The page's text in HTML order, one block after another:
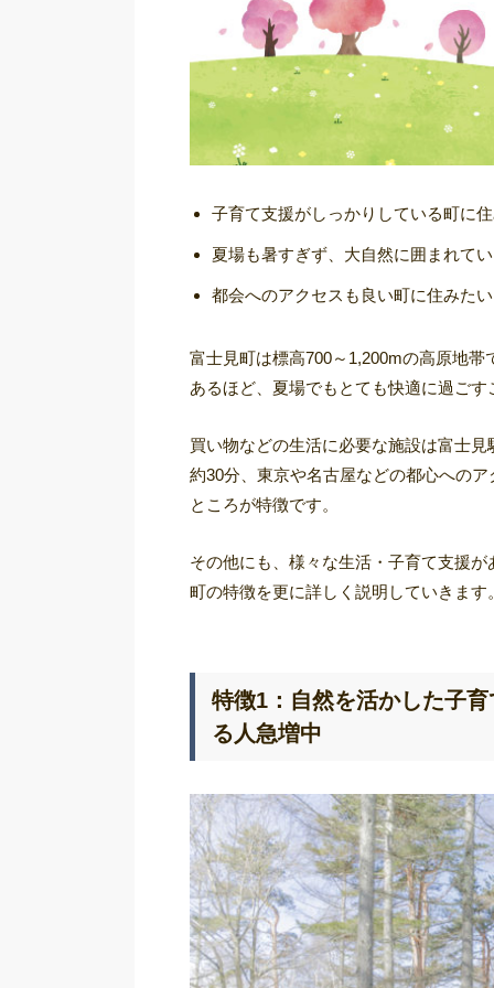
子育て支援がしっかりしている町に
夏場も暑すぎず、大自然に囲まれて
都会へのアクセスも良い町に住みたい
富士見町は標高700～1,200mの高原地
あるほど、夏場でもとても快適に過ごす
買い物などの生活に必要な施設は富士
約30分、東京や名古屋などの都心への
ところが特徴です。
その他にも、様々な生活・子育て支援が
町の特徴を更に詳しく説明していきます
特徴1：自然を活かした子
る人急増中